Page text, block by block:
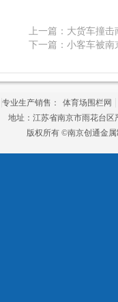
上一篇： 大货车撞击
下一篇： 小客车被南
专业生产销售： 体育场围栏网
地址：江苏省南京市雨花台区
版权所有 ©南京创通金